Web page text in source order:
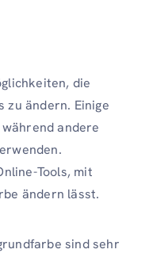
die
zu ändern. Einige
andere
Tools, mit
ändern lässt.
sind sehr